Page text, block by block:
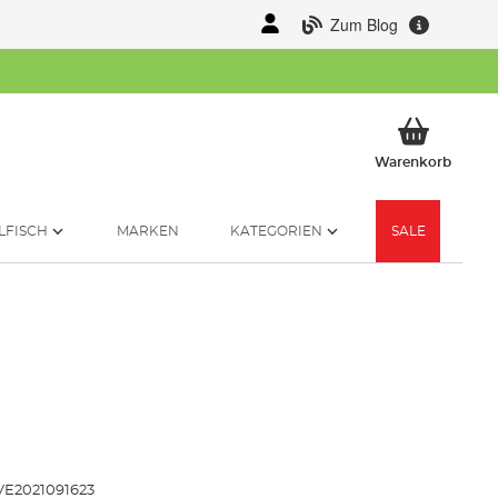
Zum Blog
WarenkorbMein
MARKEN KATEGORIEN SALE